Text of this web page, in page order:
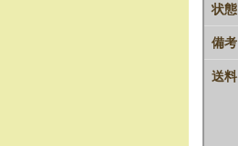
状態
備考
送料